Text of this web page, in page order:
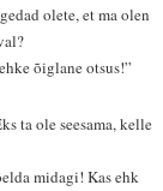
olete, et ma olen
õiglane otsus!”
ta ole seesama, kelle
midagi! Kas ehk